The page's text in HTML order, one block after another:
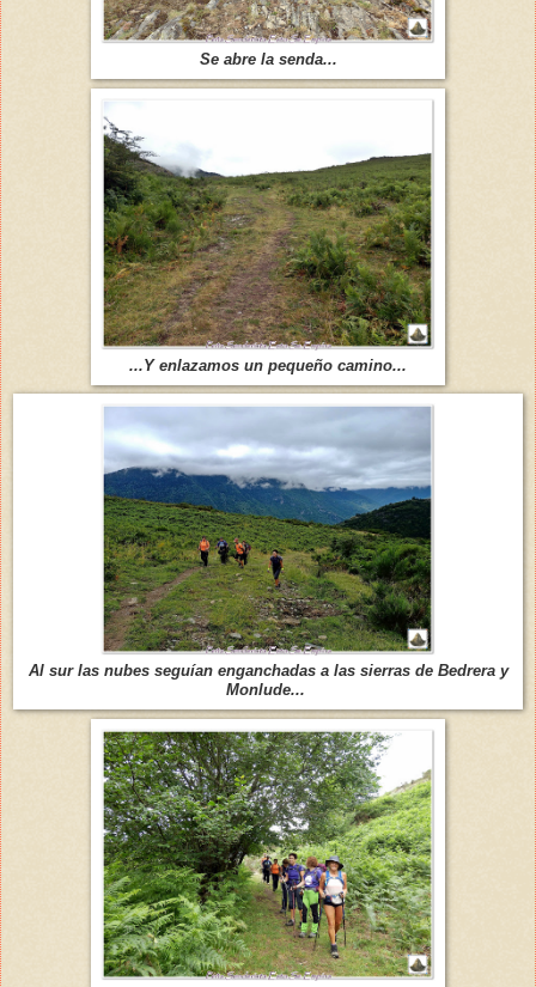
Se abre la senda...
...Y enlazamos un pequeño camino...
Al sur las nubes seguían enganchadas a las sierras de Bedrera y
Monlude...